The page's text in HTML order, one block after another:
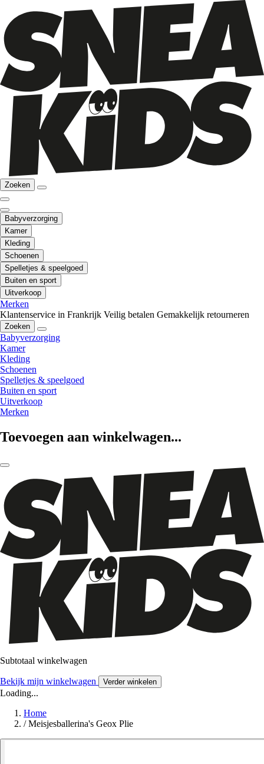
Zoeken
Babyverzorging
Kamer
Kleding
Schoenen
Spelletjes & speelgoed
Buiten en sport
Uitverkoop
Merken
Klantenservice in Frankrijk Veilig betalen Gemakkelijk retourneren
Zoeken
Babyverzorging
Kamer
Kleding
Schoenen
Spelletjes & speelgoed
Buiten en sport
Uitverkoop
Merken
Toevoegen aan winkelwagen...
Subtotaal winkelwagen
Bekijk mijn winkelwagen Verder winkelen
Loading...
Home
/ Meisjesballerina's Geox Plie